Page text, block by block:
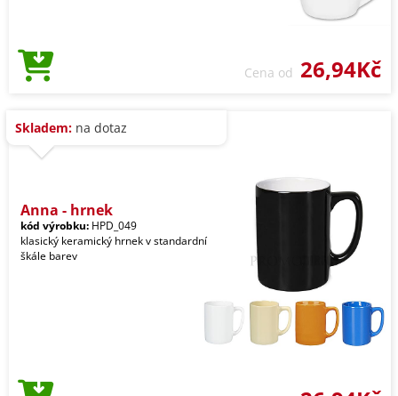
Cena od 26,94Kč
Skladem: na dotaz
Anna - hrnek
kód výrobku: HPD_049
klasický keramický hrnek v standardní
škále barev